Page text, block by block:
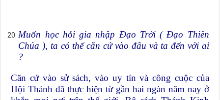
Muốn học hỏi gia nhập Đạo Trời ( Đạo Thiên
Chúa ), ta có thể căn cứ vào đâu và ta đến với ai
?
Căn cứ vào sử sách, vào uy tín và công cuộc của
Hội Thánh đã thực hiện từ gần hai ngàn năm nay ở